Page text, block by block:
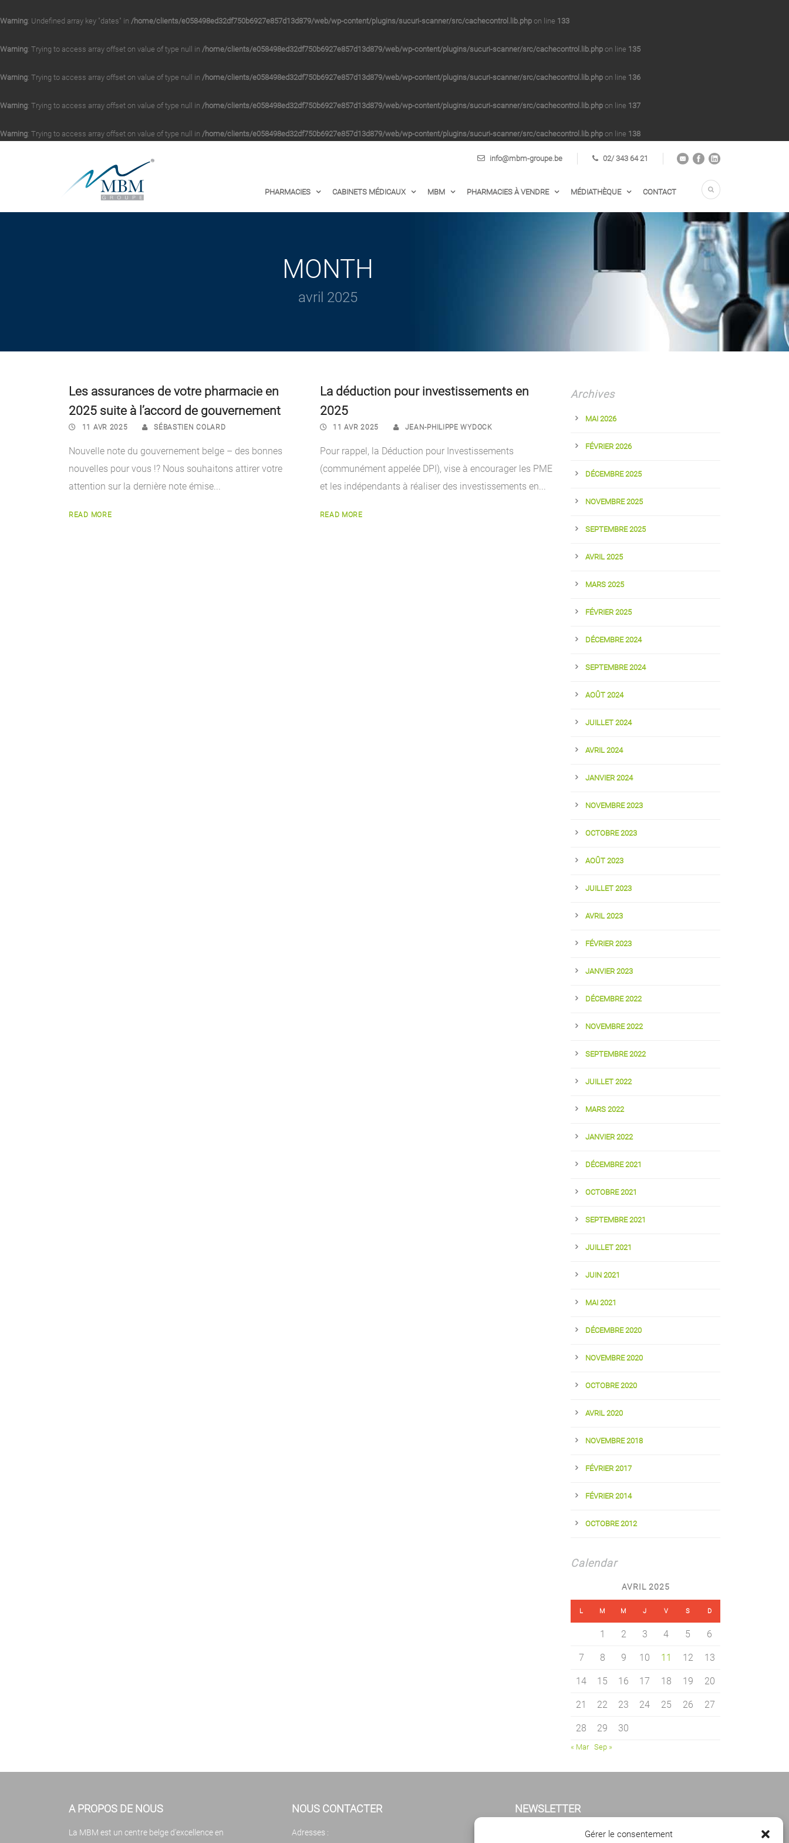
Gérer le consentement
Warning: Undefined array key "dates" in /home/clients/e058498ed32df750b6927e857d13d879/web/wp-content/plugins/sucuri-scanner/src/cachecontrol.lib.php on line 133
Warning: Trying to access array offset on value of type null in /home/clients/e058498ed32df750b6927e857d13d879/web/wp-content/plugins/sucuri-scanner/src/cachecontrol.lib.php on line 135
Warning: Trying to access array offset on value of type null in /home/clients/e058498ed32df750b6927e857d13d879/web/wp-content/plugins/sucuri-scanner/src/cachecontrol.lib.php on line 136
Warning: Trying to access array offset on value of type null in /home/clients/e058498ed32df750b6927e857d13d879/web/wp-content/plugins/sucuri-scanner/src/cachecontrol.lib.php on line 137
Warning: Trying to access array offset on value of type null in /home/clients/e058498ed32df750b6927e857d13d879/web/wp-content/plugins/sucuri-scanner/src/cachecontrol.lib.php on line 138
info@mbm-groupe.be 02/ 343 64 21
PHARMACIES CABINETS MÉDICAUX MBM PHARMACIES À VENDRE MÉDIATHÈQUE CONTACT
MONTH
avril 2025
Les assurances de votre pharmacie en
2025 suite à l’accord de gouvernement
11 AVR 2025 SÉBASTIEN COLARD
Nouvelle note du gouvernement belge – des bonnes
nouvelles pour vous !? Nous souhaitons attirer votre
attention sur la dernière note émise...
READ MORE
La déduction pour investissements en
2025
11 AVR 2025 JEAN-PHILIPPE WYDOCK
Pour rappel, la Déduction pour Investissements
(communément appelée DPI), vise à encourager les PME
et les indépendants à réaliser des investissements en...
READ MORE
Archives
MAI 2026
FÉVRIER 2026
DÉCEMBRE 2025
NOVEMBRE 2025
SEPTEMBRE 2025
AVRIL 2025
MARS 2025
FÉVRIER 2025
DÉCEMBRE 2024
SEPTEMBRE 2024
AOÛT 2024
JUILLET 2024
AVRIL 2024
JANVIER 2024
NOVEMBRE 2023
OCTOBRE 2023
AOÛT 2023
JUILLET 2023
AVRIL 2023
FÉVRIER 2023
JANVIER 2023
DÉCEMBRE 2022
NOVEMBRE 2022
SEPTEMBRE 2022
JUILLET 2022
MARS 2022
JANVIER 2022
DÉCEMBRE 2021
OCTOBRE 2021
SEPTEMBRE 2021
JUILLET 2021
JUIN 2021
MAI 2021
DÉCEMBRE 2020
NOVEMBRE 2020
OCTOBRE 2020
AVRIL 2020
NOVEMBRE 2018
FÉVRIER 2017
FÉVRIER 2014
OCTOBRE 2012
Calendar
AVRIL 2025
L M M J V S D
1 2 3 4 5 6
7 8 9 10 11 12 13
14 15 16 17 18 19 20
21 22 23 24 25 26 27
28 29 30
« Mar Sep »
A PROPOS DE NOUS
La MBM est un centre belge d'excellence en
NOUS CONTACTER
Adresses :
NEWSLETTER
Cliquez ci-dessous pour vous abonner à notre